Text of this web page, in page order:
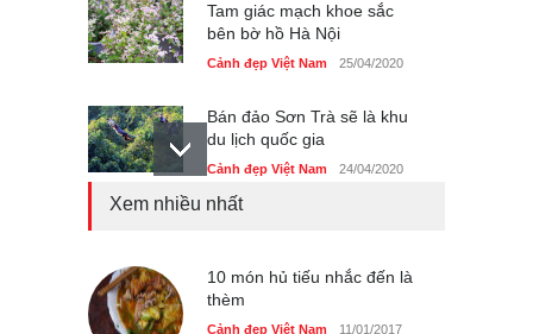
Tam giác mạch khoe sắc
bên bờ hồ Hà Nội
Cảnh đẹp Việt Nam 25/04/2020
Bán đảo Sơn Trà sẽ là khu
du lịch quốc gia
Cảnh đẹp Việt Nam 24/04/2020
Cảnh đẹp Việt Nam 25/04/2020
Nhiều hoạt động tôn vinh
Xem nhiều nhất
10 món hủ tiếu nhắc đến là
thèm
Cảnh đẹp Việt Nam 11/01/2017